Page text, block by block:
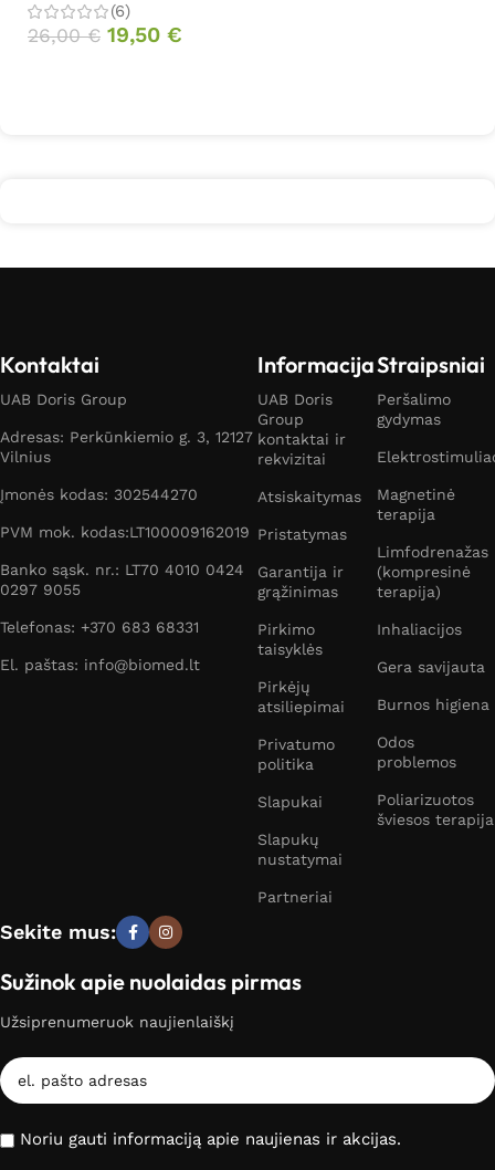
(6)
26,00€ 19,50 €
Kontaktai
UAB Doris Group
Adresas: Perkūnkiemio g. 3, 12127
Vilnius
Įmonės kodas: 302544270
PVM mok. kodas:LT100009162019
Banko sąsk. nr.: LT70 4010 0424
0297 9055
Telefonas: +370 683 68331
El. paštas: info@biomed.lt
Informacija
UAB Doris
Group
kontaktai ir
rekvizitai
Atsiskaitymas
Pristatymas
Garantija ir
grąžinimas
Pirkimo
taisyklės
Pirkėjų
atsiliepimai
Privatumo
politika
Slapukai
Slapukų
nustatymai
Partneriai
Straipsniai
Peršalimo
gydymas
Magnetinė
terapija
Limfodrenažas
(kompresinė
terapija)
Inhaliacijos
Gera savijauta
Burnos higiena
Odos
problemos
Poliarizuotos
šviesos terapija
Sekite mus:
Sužinok apie nuolaidas pirmas
Užsiprenumeruok naujienlaiškį
Noriu gauti informaciją apie naujienas ir akcijas.